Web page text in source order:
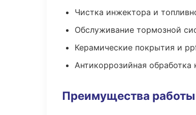
Чистка инжектора и
Обслуживание тормозной
Керамические покрытия и
Антикоррозийная обработка
Преимущества